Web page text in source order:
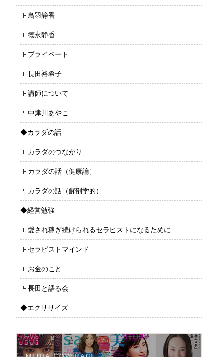
鳥羽静香
徳永静香
プライベート
長田裕希子
講師について
中津川あやこ
◆カラダの話
カラダのつながり
カラダの話（健康論）
カラダの話（解剖学的）
◆経営勉強
愛され稼ぎ続けられるセラピストになるために
セラピストマインド
お金のこと
長田と語る会
◆エクササイズ